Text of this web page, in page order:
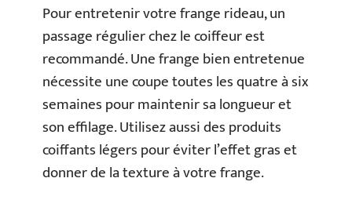
Pour entretenir votre frange rideau, un
passage régulier chez le coiffeur est
recommandé. Une frange bien entretenue
nécessite une coupe toutes les quatre à six
semaines pour maintenir sa longueur et
son effilage. Utilisez aussi des produits
coiffants légers pour éviter l’effet gras et
donner de la texture à votre frange.